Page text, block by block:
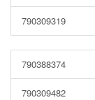
790309319
790388374
790309482